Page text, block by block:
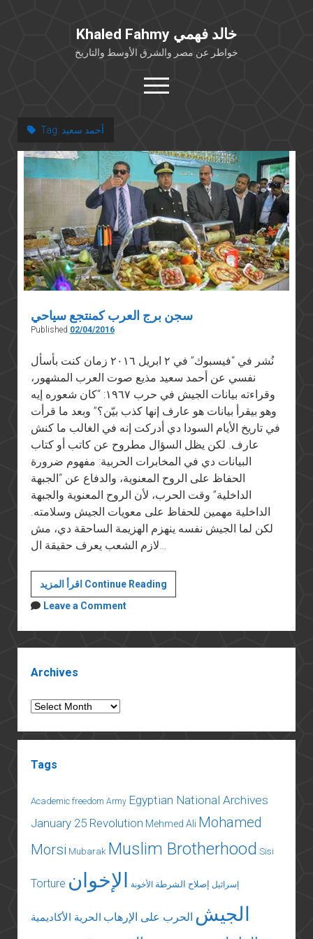
Khaled Fahmy خالد فهمي
خواطر عن مصر والشرق الأوسط والتاريخ
open
menu
خلفية شخصية
كتابات أكاديمية
مقالات صحافية
بوستات من فيسبوك
مقابلات في الإعلام
Languages
Tag: أحمد سعيد
سجن برج العرب كمنتجع سياحي
Published 02/04/2016
نُشر في “فيسبوك” في ٢ ابريل ٢٠١٦ زمان كنت بأسأل
نفسي عن أحمد سعيد مذيع صوت العرب المشهور،
وقراءته بيانات الجيش في حرب ١٩٦٧: “كان شعوره إيه
وهو بيقرأ بيانات هو عارف إنها كذب بيّن؟” وبعد ما قرأت
في تاريخ الأيام السودا دي أدركت إنه في الغالب ما كنش
عارف. لكن يظل السؤال مطروح عن كاتب أو كتاب
البيانات دي في المخابرات الحربية: مفهوم ضرورة
الحفاظ على الروح المعنوية، والدفاع عن “الجبهة
الداخلية” وقت الحرب، لأن الروح المعنوية والجبهة
الداخلية مهمين للحفاظ على معويات الجيش وسلامته.
لكن لما الجيش نفسه ينهزم الهزيمة الساحقة دي، مش
لازم الشعب يعرف حقيقة ال…
اقرأ المزيد Continue Readingسجن
برج
كمنتجع
سياحي
Leave a Comment
Archives
Archives
Tags
Academic freedom Army Egyptian National Archives
January 25 Revolution Mehmed Ali Mohamed
Morsi Mubarak Muslim Brotherhood Sisi
Torture إسرائيل إصلاح الشرطة الأخونة الإخوان
الجيش الحرب على الإرهاب الحرية الأكاديمية